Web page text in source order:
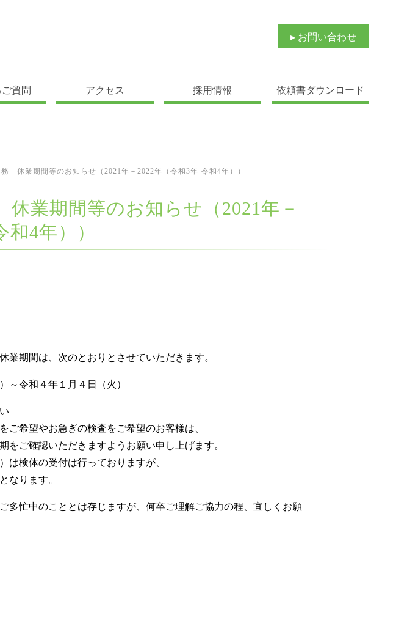
▸ お問い合わせ
質問 アクセス 採用情報 依頼書ダウンロード
休業期間等のお知らせ（2021年－2022年（令和3年‐令和4年））
業期間等のお知らせ（2021年－
和4年））
業期間は、次のとおりとさせていただきます。
令和４年１月４日（火）
ご希望やお急ぎの検査をご希望のお客様は、
をご確認いただきますようお願い申し上げます。
は検体の受付は行っておりますが、
なります。
多忙中のこととは存じますが、何卒ご理解ご協力の程、宜しくお願